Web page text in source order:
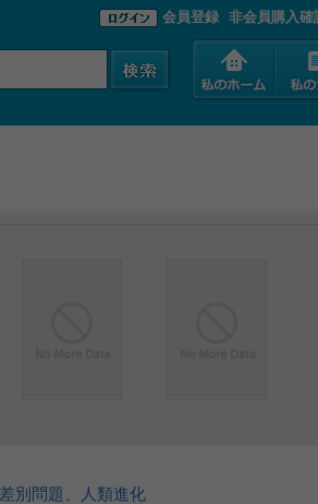
会員登録 非会員購入確
別問題
人類進化